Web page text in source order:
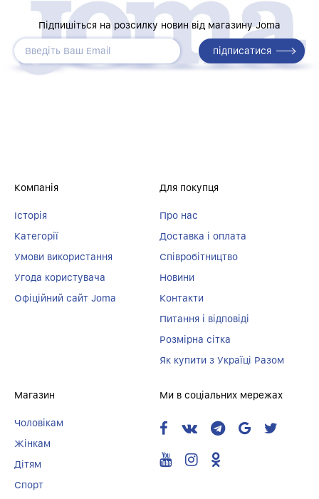
Підпишіться на розсилку новин від магазину Joma
Компанія
Історія
Категорії
Умови використання
Угода користувача
Офіційний сайт Joma
Для покупця
Про нас
Доставка і оплата
Співробітництво
Новини
Контакти
Питання і відповіді
Розмірна сітка
Як купити з Україці Разом
Магазин
Чоловікам
Жінкам
Дітям
Спорт
Ми в соціальних мережах